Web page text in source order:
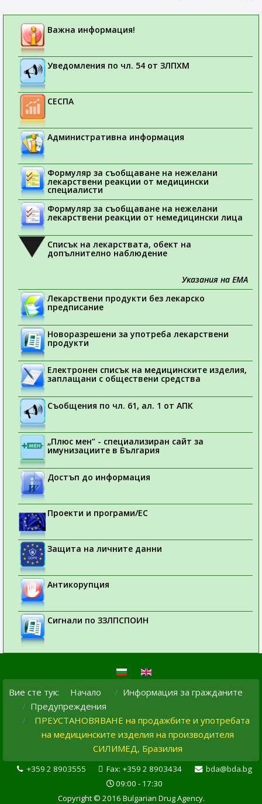
Важна информация!
Уведомления по чл. 54 от ЗЛПХМ
СЕСПА
Административна информация
Формуляр за съобщаване на нежелани
лекарствени реакции от медицински
специалисти
Формуляр за съобщаване на нежелани
лекарствени реакции от немедицински лица
Списък на лекарствата, обект на
допълнително наблюдение
Указания на ЕМА
Лекарствени продукти без лекарско
предписание
Новоразрешени за употреба лекарствени
продукти
Електронен списък на медицинските изделия,
заплащани с обществени средства
Съобщения по чл. 61, ал. 1 от АПК
„Плюс мен“ - специализиран сайт за
имунизациите в България
Достъп до информация
Проекти и програми/ЕС
Защита на личните данни
Антикорупция
Сигнали по ЗЗЛПСПОИН
Вие сте тук: Начало
Информация за гражданите
Предупреждения
ПРЕУСТАНОВЯВАНЕ на продажбите и употребата
на медицинските изделия на производителя
СИЛИМЕД, Бразилия
+359 2 8903555 Fax: +359 2 8903434
bda@bda.bg
09:00 - 17:30
Copyright © 2016 Bulgarian Drug Agency.